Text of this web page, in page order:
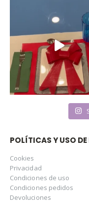
POLÍTICAS Y USO DE
Cookies
Privacidad
Condiciones de uso
Condiciones pedidos
Devoluciones